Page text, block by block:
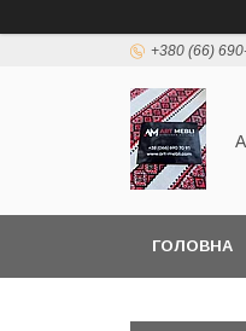
+380 (66)
ГОЛОВНА